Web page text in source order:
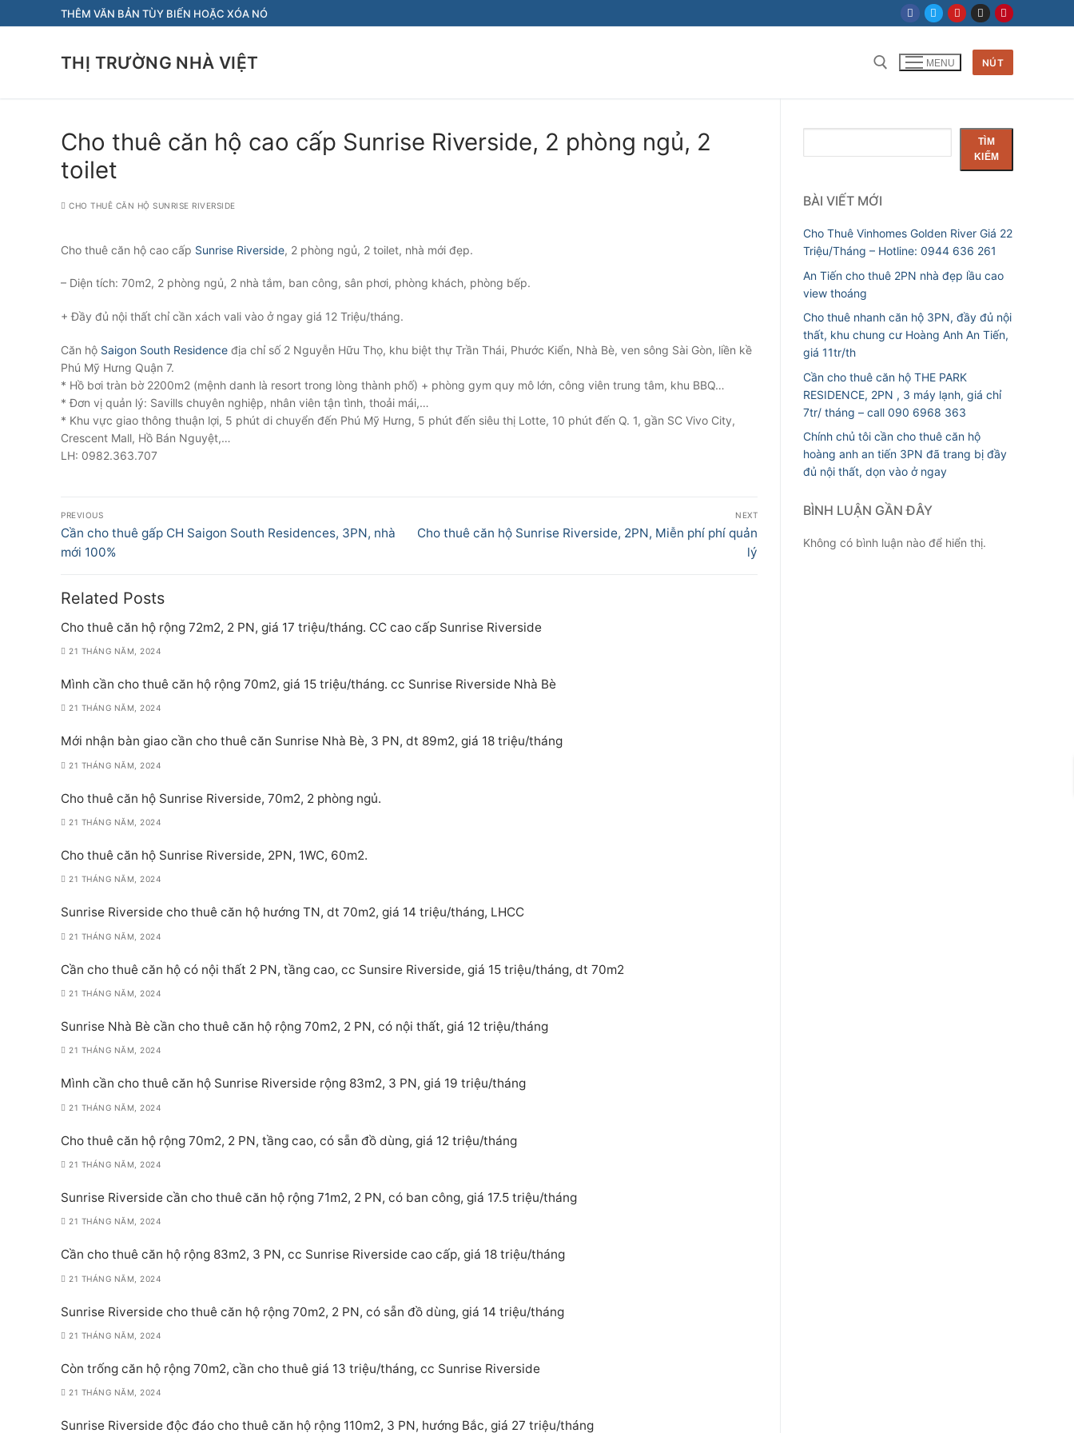
đến
THÊM VĂN BẢN TÙY BIẾN HOẶC XÓA NÓ
THỊ TRƯỜNG NHÀ VIỆT
Tìm kiếm cho:
MENU NÚT
Cho thuê căn hộ cao cấp Sunrise Riverside, 2 phòng ngủ, 2
toilet
CHO THUÊ CĂN HỘ SUNRISE RIVERSIDE
Cho thuê căn hộ cao cấp Sunrise Riverside, 2 phòng ngủ, 2 toilet, nhà mới đẹp.
– Diện tích: 70m2, 2 phòng ngủ, 2 nhà tắm, ban công, sân phơi, phòng khách, phòng bếp.
+ Đầy đủ nội thất chỉ cần xách vali vào ở ngay giá 12 Triệu/tháng.
Căn hộ Saigon South Residence địa chỉ số 2 Nguyễn Hữu Thọ, khu biệt thự Trần Thái, Phước Kiển, Nhà Bè, ven sông Sài Gòn, liền kề
Phú Mỹ Hưng Quận 7.
* Hồ bơi tràn bờ 2200m2 (mệnh danh là resort trong lòng thành phố) + phòng gym quy mô lớn, công viên trung tâm, khu BBQ…
* Đơn vị quản lý: Savills chuyên nghiệp, nhân viên tận tình, thoải mái,…
* Khu vực giao thông thuận lợi, 5 phút di chuyển đến Phú Mỹ Hưng, 5 phút đến siêu thị Lotte, 10 phút đến Q. 1, gần SC Vivo City,
Crescent Mall, Hồ Bán Nguyệt,…
LH: 0982.363.707
Điều
hướng
bài
viết
PREVIOUS
Previous
post:
Cần cho thuê gấp CH Saigon South Residences, 3PN, nhà
mới 100%
NEXT
Next
Cho thuê căn hộ Sunrise Riverside, 2PN, Miễn phí phí quản
lý
Related Posts
Cho thuê căn hộ rộng 72m2, 2 PN, giá 17 triệu/tháng. CC cao cấp Sunrise Riverside
21 THÁNG NĂM, 2024
Mình cần cho thuê căn hộ rộng 70m2, giá 15 triệu/tháng. cc Sunrise Riverside Nhà Bè
21 THÁNG NĂM, 2024
Mới nhận bàn giao cần cho thuê căn Sunrise Nhà Bè, 3 PN, dt 89m2, giá 18 triệu/tháng
21 THÁNG NĂM, 2024
Cho thuê căn hộ Sunrise Riverside, 70m2, 2 phòng ngủ.
21 THÁNG NĂM, 2024
Cho thuê căn hộ Sunrise Riverside, 2PN, 1WC, 60m2.
21 THÁNG NĂM, 2024
Sunrise Riverside cho thuê căn hộ hướng TN, dt 70m2, giá 14 triệu/tháng, LHCC
21 THÁNG NĂM, 2024
Cần cho thuê căn hộ có nội thất 2 PN, tầng cao, cc Sunsire Riverside, giá 15 triệu/tháng, dt 70m2
21 THÁNG NĂM, 2024
Sunrise Nhà Bè cần cho thuê căn hộ rộng 70m2, 2 PN, có nội thất, giá 12 triệu/tháng
21 THÁNG NĂM, 2024
Mình cần cho thuê căn hộ Sunrise Riverside rộng 83m2, 3 PN, giá 19 triệu/tháng
21 THÁNG NĂM, 2024
Cho thuê căn hộ rộng 70m2, 2 PN, tầng cao, có sẵn đồ dùng, giá 12 triệu/tháng
21 THÁNG NĂM, 2024
Sunrise Riverside cần cho thuê căn hộ rộng 71m2, 2 PN, có ban công, giá 17.5 triệu/tháng
21 THÁNG NĂM, 2024
Cần cho thuê căn hộ rộng 83m2, 3 PN, cc Sunrise Riverside cao cấp, giá 18 triệu/tháng
21 THÁNG NĂM, 2024
Sunrise Riverside cho thuê căn hộ rộng 70m2, 2 PN, có sẵn đồ dùng, giá 14 triệu/tháng
21 THÁNG NĂM, 2024
Còn trống căn hộ rộng 70m2, cần cho thuê giá 13 triệu/tháng, cc Sunrise Riverside
21 THÁNG NĂM, 2024
Sunrise Riverside độc đáo cho thuê căn hộ rộng 110m2, 3 PN, hướng Bắc, giá 27 triệu/tháng
kiếm
TÌM
KIẾM
BÀI VIẾT MỚI
Cho Thuê Vinhomes Golden River Giá 22
Triệu/Tháng – Hotline: 0944 636 261
An Tiến cho thuê 2PN nhà đẹp lầu cao
view thoáng
Cho thuê nhanh căn hộ 3PN, đầy đủ nội
thất, khu chung cư Hoàng Anh An Tiến,
giá 11tr/th
Cần cho thuê căn hộ THE PARK
RESIDENCE, 2PN , 3 máy lạnh, giá chỉ
7tr/ tháng – call 090 6968 363
Chính chủ tôi cần cho thuê căn hộ
hoàng anh an tiến 3PN đã trang bị đầy
đủ nội thất, dọn vào ở ngay
BÌNH LUẬN GẦN ĐÂY
Không có bình luận nào để hiển thị.